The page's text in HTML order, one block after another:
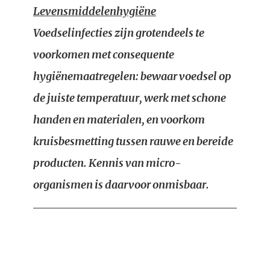
Levensmiddelenhygiëne
Voedselinfecties zijn grotendeels te
voorkomen met consequente
hygiënemaatregelen: bewaar voedsel op
de juiste temperatuur, werk met schone
handen en materialen, en voorkom
kruisbesmetting tussen rauwe en bereide
producten. Kennis van micro-
organismen is daarvoor onmisbaar.